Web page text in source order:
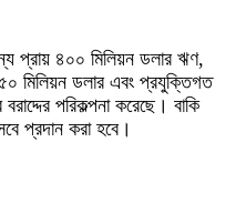
প্রায় ৪০০ মিলিয়ন ডলার ঋণ,
মিলিয়ন ডলার এবং প্রযুক্তিগত
পরিকল্পনা করেছে। বাকি
প্রদান করা হবে।